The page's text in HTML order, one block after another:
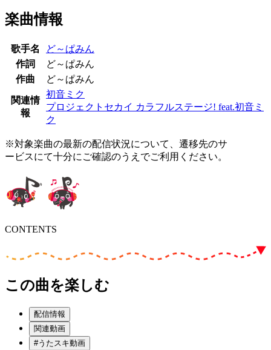
楽曲情報
歌手名
ど～ぱみん
作詞
ど～ぱみん
作曲
ど～ぱみん
関連情
報
初音ミク
プロジェクトセカイ カラフルステージ! feat.初音ミ
ク
※対象楽曲の最新の配信状況について、遷移先のサ
ービスにて十分にご確認のうえでご利用ください。
CONTENTS
この曲を楽しむ
配信情報
関連動画
#うたスキ動画